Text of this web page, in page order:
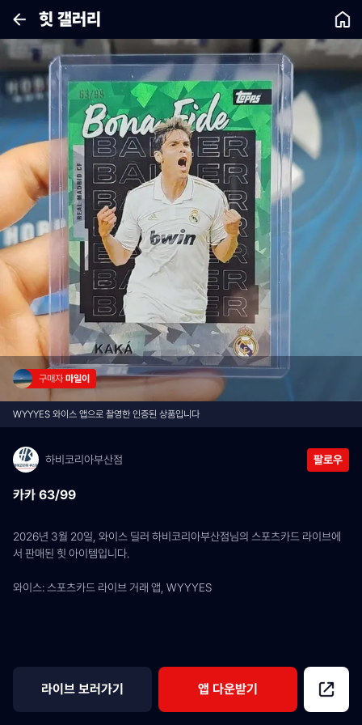
힛 갤러리
구매자 마일이
WYYYES 와이스 앱으로 촬영한 인증된 상품입니다
하비코리아부산점 팔로우
카카 63/99
2026년 3월 20일, 와이스 딜러 하비코리아부산점님의 스포츠카드 라이브에
서 판매된 힛 아이템입니다.
와이스: 스포츠카드 라이브 거래 앱, WYYYES
라이브 보러가기 앱 다운받기